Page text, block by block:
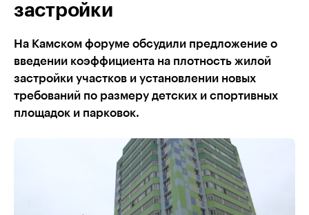
застройки
На Камском форуме обсудили предложение о
введении коэффициента на плотность жилой
застройки участков и установлении новых
требований по размеру детских и спортивных
площадок и парковок.